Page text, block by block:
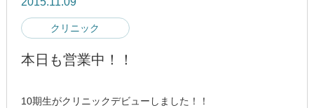
クリニック
本日も営業中！！
10期生がクリニックデビューしました！！